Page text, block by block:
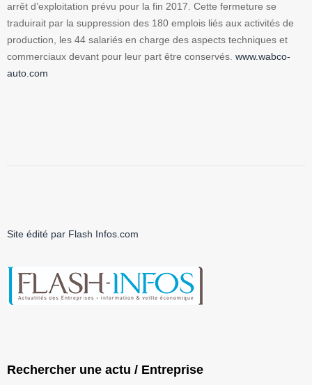
arrêt d’exploitation prévu pour la fin 2017. Cette fermeture se
traduirait par la suppression des 180 emplois liés aux activités de
production, les 44 salariés en charge des aspects techniques et
commerciaux devant pour leur part être conservés. www.wabco-
auto.com
Site édité par Flash Infos.com
Rechercher une actu / Entreprise